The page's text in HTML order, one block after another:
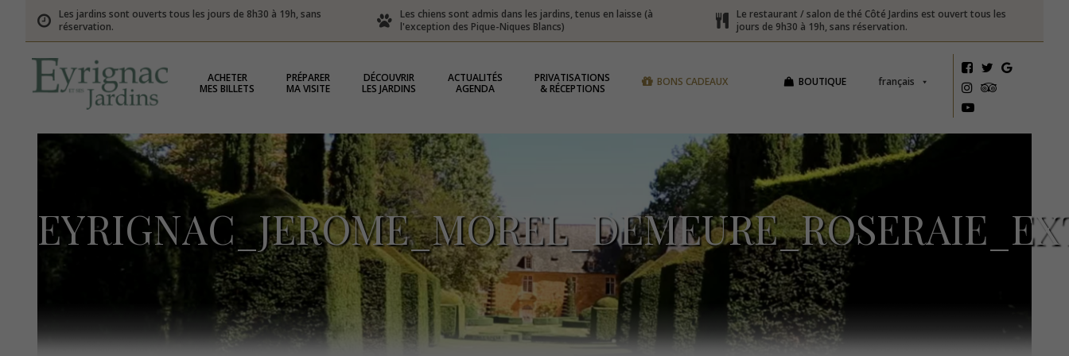
Les jardins sont ouverts tous les jours de 8h30 à 19h, sans
réservation.
Les chiens sont admis dans les jardins, tenus en laisse (à
l'exception des Pique-Niques Blancs)
Le restaurant / salon de thé Côté Jardins est ouvert tous les
jours de 9h30 à 19h, sans réservation.
ACHETER
MES BILLETS
PRÉPARER
MA VISITE
DÉCOUVRIR
LES JARDINS
ACTUALITÉS
AGENDA
PRIVATISATIONS
& RÉCEPTIONS
français
BOUTIQUE
BONS CADEAUX